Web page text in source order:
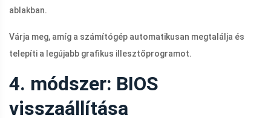
ablakban.
Várja meg, amíg a számítógép automatikusan megtalálja és
telepíti a legújabb grafikus illesztőprogramot.
4. módszer: BIOS
visszaállítása